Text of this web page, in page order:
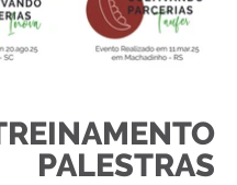
PALESTRAS